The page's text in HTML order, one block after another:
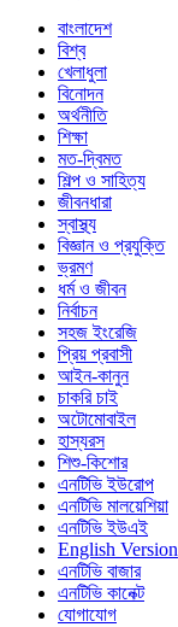
বাংলাদেশ
বিশ্ব
খেলাধুলা
বিনোদন
অর্থনীতি
শিক্ষা
মত-দ্বিমত
শিল্প ও সাহিত্য
জীবনধারা
স্বাস্থ্য
বিজ্ঞান ও প্রযুক্তি
ভ্রমণ
ধর্ম ও জীবন
নির্বাচন
সহজ ইংরেজি
প্রিয় প্রবাসী
আইন-কানুন
চাকরি চাই
অটোমোবাইল
হাস্যরস
শিশু-কিশোর
এনটিভি ইউরোপ
এনটিভি মালয়েশিয়া
এনটিভি ইউএই
English Version
এনটিভি বাজার
এনটিভি কানেক্ট
যোগাযোগ